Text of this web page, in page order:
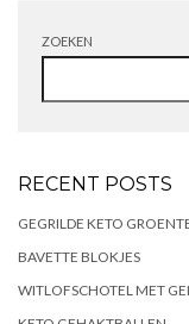
ZOEKEN
RECENT POSTS
GEGRILDE KETO
BAVETTE BLOKJES
WITLOFSCHOTEL MET